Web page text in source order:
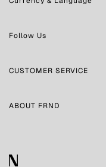
Follow Us
CUSTOMER SERVICE
ABOUT FRND